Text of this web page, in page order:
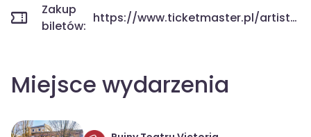
Zakup
biletów:
https://www.ticketmaster.pl/artist/all-improvviso-bilety/1002253
Miejsce wydarzenia